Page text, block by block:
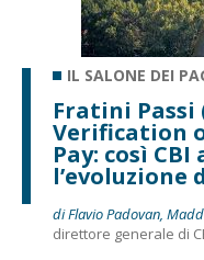
IL SALONE DEI
Fratini Passi
Verification
Pay: così
l’evoluzione
di Flavio Padovan,
direttore generale di